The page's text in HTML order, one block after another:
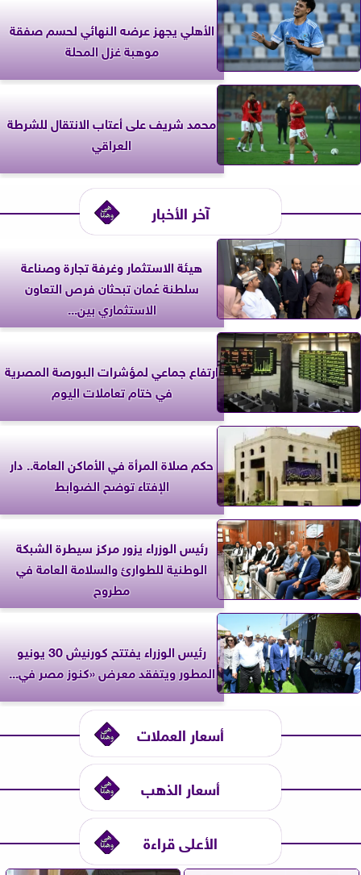
الأهلي يجهز عرضه النهائي لحسم صفقة
موهبة غزل المحلة
محمد شريف على أعتاب الانتقال للشرطة
العراقي
آخر الأخبار
هيئة الاستثمار وغرفة تجارة وصناعة
سلطنة عُمان تبحثان فرص التعاون
الاستثماري بين...
ارتفاع جماعي لمؤشرات البورصة المصرية
في ختام تعاملات اليوم
حكم صلاة المرأة في الأماكن العامة.. دار
الإفتاء توضح الضوابط
رئيس الوزراء يزور مركز سيطرة الشبكة
الوطنية للطوارئ والسلامة العامة في
مطروح
رئيس الوزراء يفتتح كورنيش 30 يونيو
المطور ويتفقد معرض «كنوز مصر في...
أسعار العملات
أسعار الذهب
الأعلى قراءة